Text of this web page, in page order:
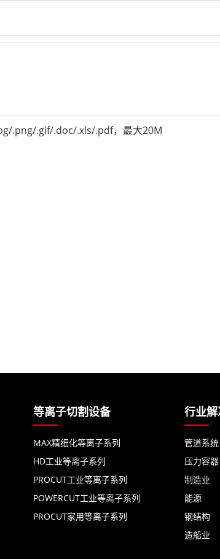
.png/.gif/.doc/.xls/.pdf，最大20M
等离子切割设备
MAX精细化等离子系列
HD工业等离子系列
PROCUT工业等离子系列
POWERCUT工业等离子系列
PROCUT家用等离子系列
行业
管道系统
压力容器
制造业
能源
钢结构
造船业